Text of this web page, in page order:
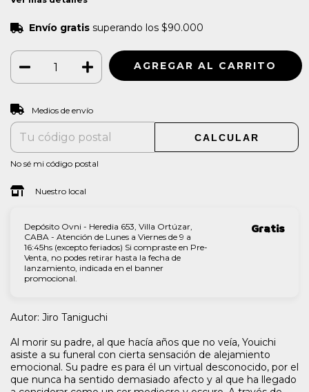
Envío gratis superando los $90.000
Entregas para el CP:
Medios de envío
CALCULAR
No sé mi código postal
Nuestro local
Depósito Ovni - Heredia 653, Villa Ortúzar,
CABA - Atención de Lunes a Viernes de 9 a
16:45hs (excepto feriados) Si compraste en Pre-
Venta, no podes retirar hasta la fecha de
lanzamiento, indicada en el banner
promocional.
Gratis
Autor: Jiro Taniguchi
Al morir su padre, al que hacía años que no veía, Youichi
asiste a su funeral con cierta sensación de alejamiento
emocional. Su padre es para él un virtual desconocido, por el
que nunca ha sentido demasiado afecto y al que ha llegado